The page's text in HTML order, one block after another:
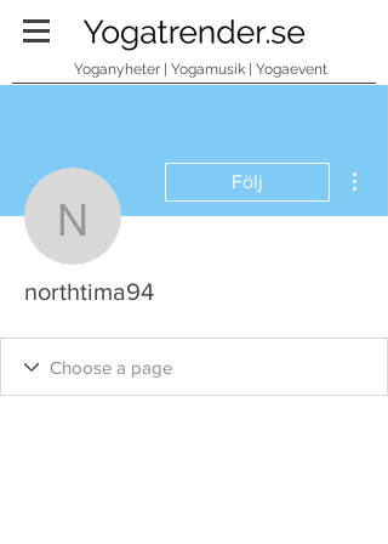
Yoganyheter | Yogamusik | Yogaevent
northtima94
Följ
northtima94